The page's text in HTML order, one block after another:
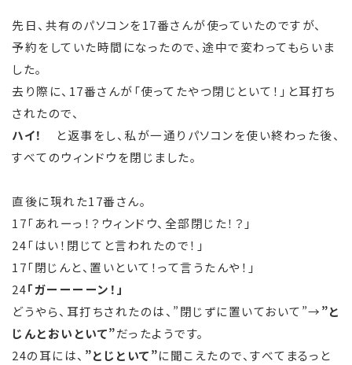
先日、共有のパソコンを17番さんが使っていたのですが、
予約をしていた時間になったので、途中で変わってもらいま
した。
去り際に、17番さんが「使ってたやつ閉じといて！」と耳打ち
されたので、
ハイ！
と返事をし、私が一通りパソコンを使い終わった後、
すべてのウィンドウを閉じました。
直後に現れた17番さん。
17「あれーっ！？ウィンドウ、全部閉じた！？」
24「はい！閉じてと言われたので！」
17「閉じんと、置いといて！って言うたんや！」
24「ガーーーーン！」
どうやら、耳打ちされたのは、”閉じずに置いておいて”→”と
じんとおいといて”だったようです。
24の耳には、 ”とじといて”に聞こえたので、すべてまるっと